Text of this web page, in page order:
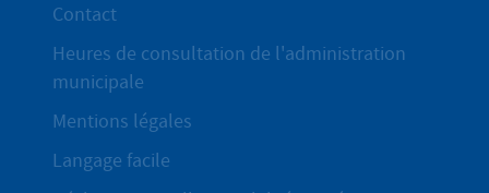
Contact
Heures de consultation de l'administration
municipale
Mentions légales
Langage facile